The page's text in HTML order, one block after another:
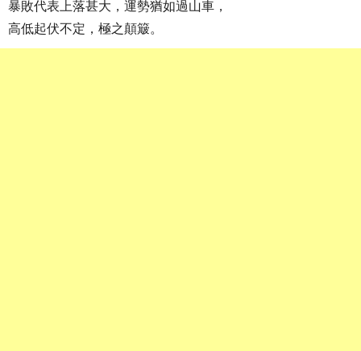
暴敗代表上落甚大，運勢猶如過山車，
高低起伏不定，極之顛簸。